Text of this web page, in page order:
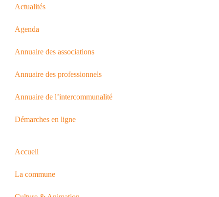
Actualités
Agenda
Annuaire des associations
Annuaire des professionnels
Annuaire de l’intercommunalité
Démarches en ligne
Accueil
La commune